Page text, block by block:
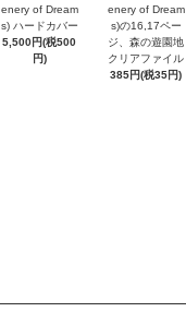
enery of Dream
s) ハードカバー
5,500円(税500
円)
enery of Dream
s)の16,17ペー
ジ、森の遊園地
クリアファイル
385円(税35円)